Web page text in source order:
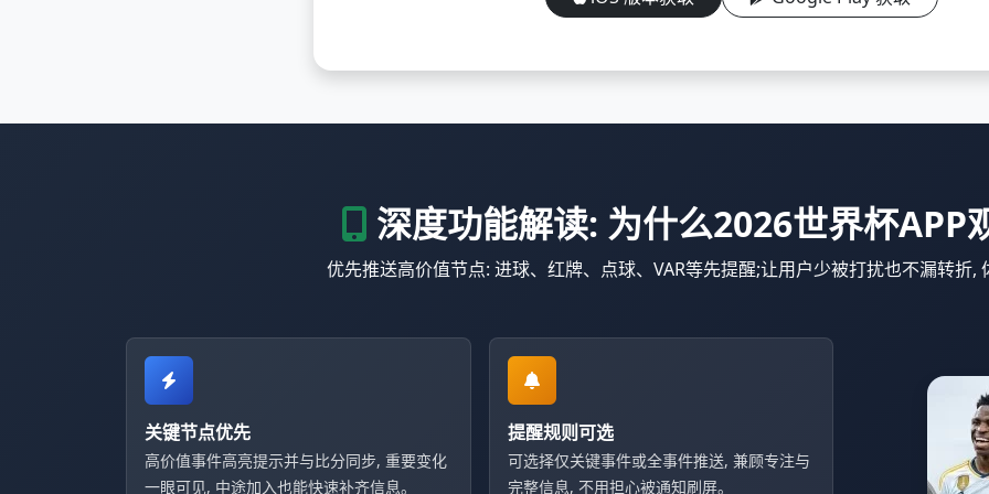
深度功能解读: 为什么2026世界杯APP
优先推送高价值节点: 进球、红牌、点球、VAR等先提醒;让用户少被打扰也不漏转折,
关键节点优先
高价值事件高亮提示并与比分同步, 重要变化
一眼可见, 中途加入也能快速补齐信息。
提醒规则可选
可选择仅关键事件或全事件推送, 兼顾专注与
完整信息, 不用担心被通知刷屏。